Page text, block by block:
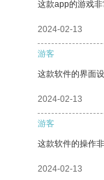
这款app的游戏非
2024-02-13
游客
这款软件的界面
2024-02-13
游客
这款软件的操作
2024-02-13